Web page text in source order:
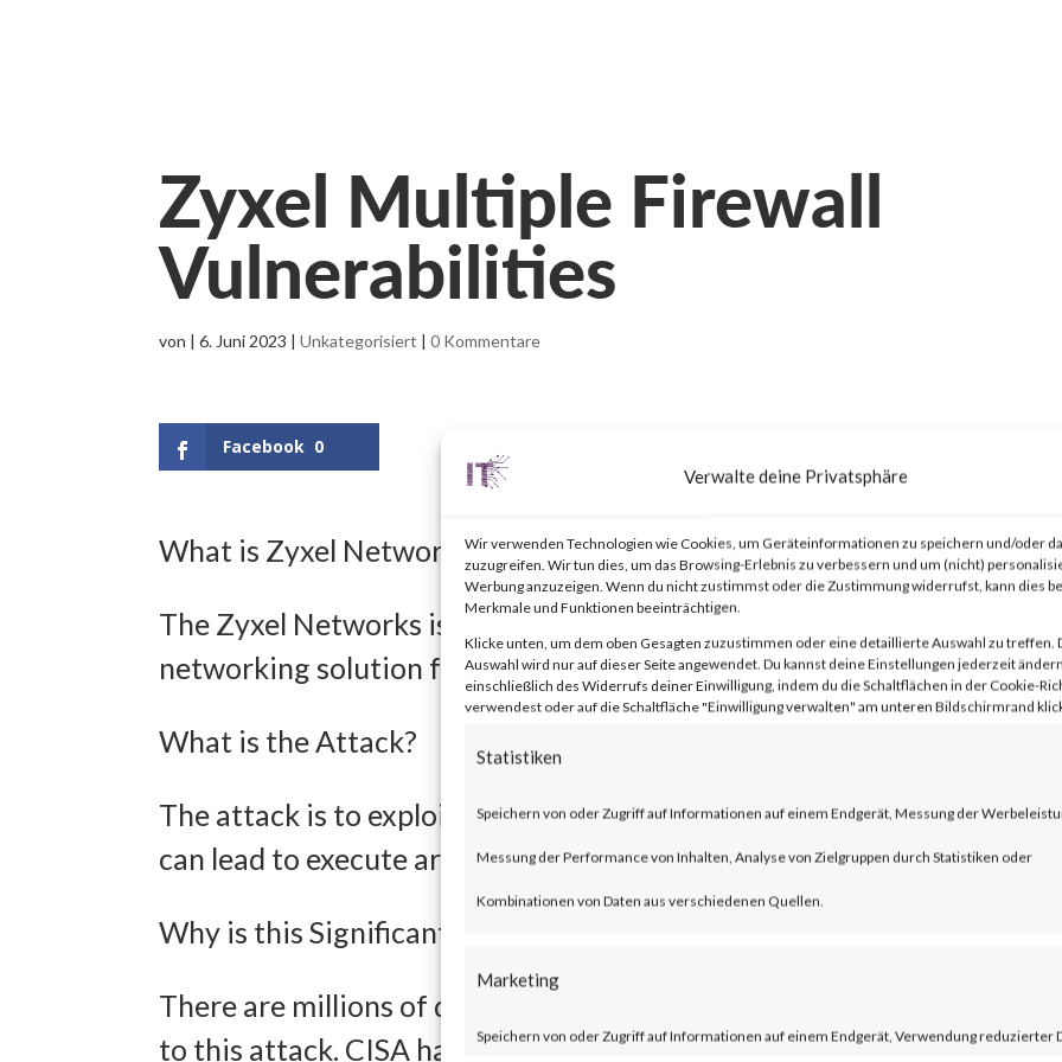
Verwalte deine Privatsphäre
Wir verwenden Technologien wie Cookies, um Geräteinformationen zu speichern und/oder
zuzugreifen. Wir tun dies, um das Browsing-Erlebnis zu verbessern und um (nicht)
Werbung anzuzeigen. Wenn du nicht zustimmst oder die Zustimmung widerrufst, kann dies
Merkmale und Funktionen beeinträchtigen.
Klicke unten, um dem oben Gesagten zuzustimmen oder eine detaillierte Auswahl zu treffen.
Auswahl wird nur auf dieser Seite angewendet. Du kannst deine Einstellungen jederzeit
einschließlich des Widerrufs deiner Einwilligung, indem du die Schaltflächen in der Cookie-
verwendest oder auf die Schaltfläche "Einwilligung verwalten" am unteren Bildschirmrand
Statistiken
Speichern von oder Zugriff auf Informationen auf einem Endgerät, Messung der
Messung der Performance von Inhalten, Analyse von Zielgruppen durch Statistiken oder
Kombinationen von Daten aus verschiedenen Quellen.
Marketing
Speichern von oder Zugriff auf Informationen auf einem Endgerät, Verwendung reduzierter
Zyxel Multiple Firewall
Vulnerabilities
von |6. Juni 2023 |Unkategorisiert |0 Kommentare
Facebook 0
What is Zyxel Networks?
The Zyxel Networks is one of the leading providers of broadband
networking solution for small and home offices.
What is the Attack?
The attack is to exploit an OS command injection vulnerability which
can lead to execute arbitrary commands.
Why is this Significant?
There are millions of devices worldwide that potentially are vulnerable
to this attack. CISA has already added the vulnerabilities on its